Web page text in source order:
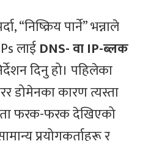
“निष्क्रिय पार्ने” भन्नाले
लाईDNS- वा IP-ब्लक
दिनु हो। पहिलेका
डोमेनका कारण त्यस्ता
फरक-फरक देखिएको
प्रयोगकर्ताहरू र